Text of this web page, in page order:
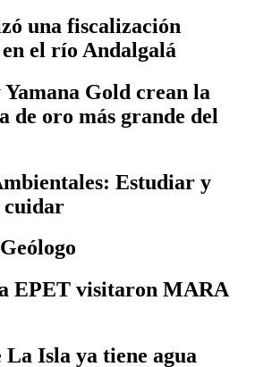
una fiscalización
el río Andalgalá
Gold crean la
de oro más grande del
Estudiar y
cuidar
EPET visitaron MARA
La Isla ya tiene agua